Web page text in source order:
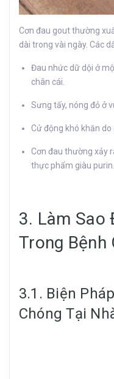
Cơn đau gout thường
dài trong vài ngày. Các
Đau nhức dữ dội ở
chân cái.
Sưng tấy, nóng đỏ ở
Cử động khó khăn do
Cơn đau thường xảy
thực phẩm giàu purin.
3. Làm Sao
Trong Bệnh
3.1. Biện
Chóng Tại